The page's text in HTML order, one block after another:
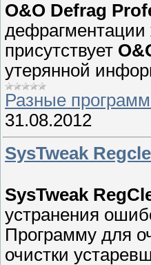
O&O Defrag
дефрагментации
присутствует
утерянной
Разные
31.08.2012
SysTweak
SysTweak
устранения
Программу для
очистки